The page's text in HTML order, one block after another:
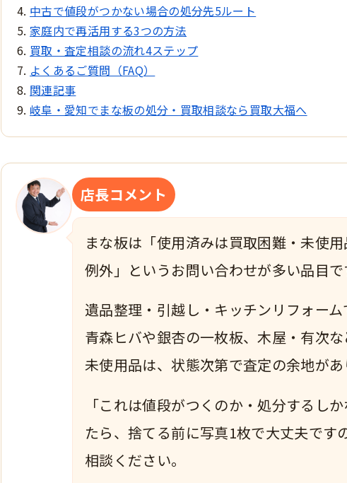
中古で値段がつかない場合の処分先5ルート
家庭内で再活用する3つの方法
買取・査定相談の流れ4ステップ
よくあるご質問（FAQ）
関連記事
岐阜・愛知でまな板の処分・買取相談なら買取大福へ
店長コメント
まな板は「使用済みは買取困難・未使
例外」というお問い合わせが多い品目で
遺品整理・引越し・キッチンリフォーム
青森ヒバや銀杏の一枚板、木屋・有次
未使用品は、状態次第で査定の余地があ
「これは値段がつくのか・処分するし
たら、捨てる前に写真1枚で大丈夫です
相談ください。